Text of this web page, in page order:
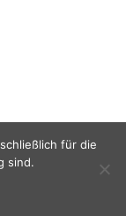
für die
sind.